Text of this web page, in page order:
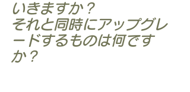
いきますか？
それと同時にアップグレ
ードするものは何です
か？